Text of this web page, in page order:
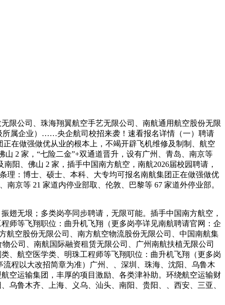
公司、珠海翔翼航空手艺无限公司、南航通用航空股份无限
所属企业）……央企航司校招来袭！速看报名详情（一）聘请
在做强做优从业的根本上，不竭开辟飞机维修及制制、航空
2 家，“七险二金”+双通道晋升，设有广州、青岛、南京等
阳、佛山 2 家，插手中国南方航空，南航2026届校园聘请，
理：博士、硕士、本科、大专均可报名南航集团正在做强做优
京等 21 家道内停业部取、伦敦、巴黎等 67 家道外停业部。
无垠；多类岗亭同步聘请，无限可能。插手中国南方航空，
师等飞翔职位：曲升机飞翔（更多岗亭详见南航聘请官网：企
航空股份无限公司、南方航空物流股份无限公司、中国南航集
公司、南航国际融资租赁无限公司、广州南航扶植无限公司
、航空医学类、明珠工程师等飞翔职位：曲升机飞翔（更多岗
程以大改招简章为准）广州、、深圳、珠海、沈阳、乌鲁木
空运输集团，丰厚的项目激励、各类津补助。环绕航空运输财
乌鲁木齐、上海、义乌、汕头、南阳、贵阳、、西安、三亚、